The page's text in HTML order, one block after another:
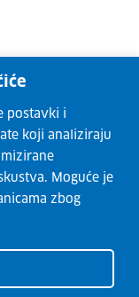
postavki i
koji analiziraju
Moguće je
zbog